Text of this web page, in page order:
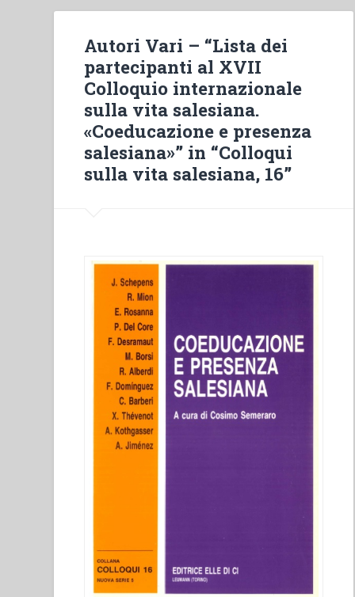
Autori Vari – “Lista dei
partecipanti al XVII
Colloquio internazionale
sulla vita salesiana.
«Coeducazione e presenza
salesiana»” in “Colloqui
sulla vita salesiana, 16”